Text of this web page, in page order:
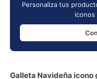
Personaliza tus
iconos
Galleta Navideña icono